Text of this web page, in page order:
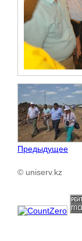
Предыдущее
© uniserv.kz